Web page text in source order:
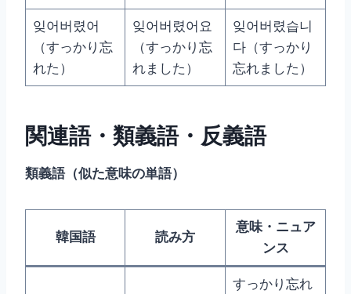
잊어버렸어
（すっかり忘
れた）
잊어버렸어요
（すっかり忘
れました）
잊어버렸습니
다（すっかり
忘れました）
関連語・類義語・反義語
類義語（似た意味の単語）
韓国語 読み方
意味・ニュア
ンス
すっかり忘れ